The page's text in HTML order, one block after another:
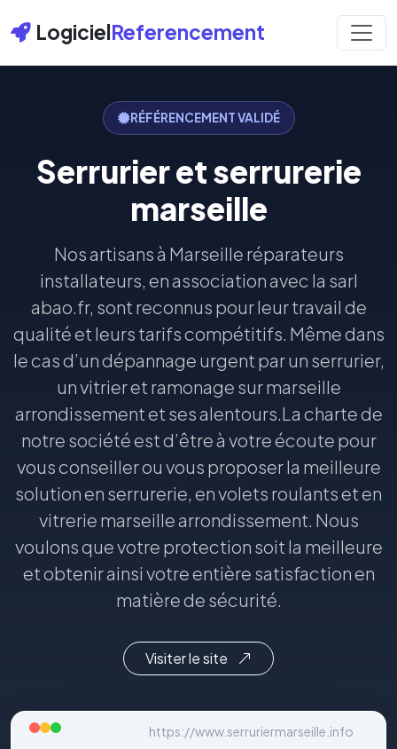
LogicielReferencement
RÉFÉRENCEMENT VALIDÉ
Serrurier et serrurerie
marseille
Nos artisans à Marseille réparateurs
installateurs, en association avec la sarl
abao.fr, sont reconnus pour leur travail de
qualité et leurs tarifs compétitifs. Même dans
le cas d’un dépannage urgent par un serrurier,
un vitrier et ramonage sur marseille
arrondissement et ses alentours.La charte de
notre société est d’être à votre écoute pour
vous conseiller ou vous proposer la meilleure
solution en serrurerie, en volets roulants et en
vitrerie marseille arrondissement. Nous
voulons que votre protection soit la meilleure
et obtenir ainsi votre entière satisfaction en
matière de sécurité.
Visiter le site
https://www.serruriermarseille.info